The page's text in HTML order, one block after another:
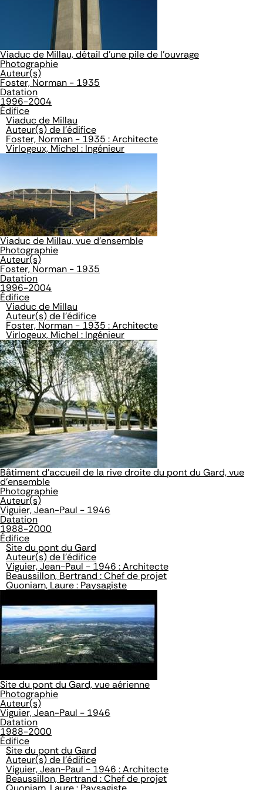
Viaduc de Millau, détail d'une pile de l'ouvrage
Photographie
Auteur(s)
Foster, Norman - 1935
Datation
1996-2004
Édifice
Viaduc de Millau
Auteur(s) de l'édifice
Foster, Norman - 1935 : Architecte
Virlogeux, Michel : Ingénieur
Viaduc de Millau, vue d'ensemble
Photographie
Auteur(s)
Foster, Norman - 1935
Datation
1996-2004
Édifice
Viaduc de Millau
Auteur(s) de l'édifice
Foster, Norman - 1935 : Architecte
Virlogeux, Michel : Ingénieur
Bâtiment d'accueil de la rive droite du pont du Gard, vue
d'ensemble
Photographie
Auteur(s)
Viguier, Jean-Paul - 1946
Datation
1988-2000
Édifice
Site du pont du Gard
Auteur(s) de l'édifice
Viguier, Jean-Paul - 1946 : Architecte
Beaussillon, Bertrand : Chef de projet
Quoniam, Laure : Paysagiste
Site du pont du Gard, vue aérienne
Photographie
Auteur(s)
Viguier, Jean-Paul - 1946
Datation
1988-2000
Édifice
Site du pont du Gard
Auteur(s) de l'édifice
Viguier, Jean-Paul - 1946 : Architecte
Beaussillon, Bertrand : Chef de projet